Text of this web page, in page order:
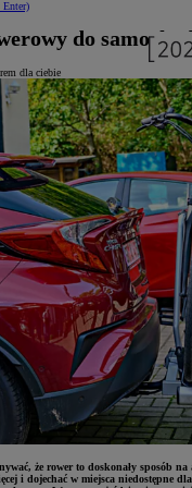
Enter)
do
dla ciebie
że rower to doskonały sposób
i dojechać w miejsca niedostępne